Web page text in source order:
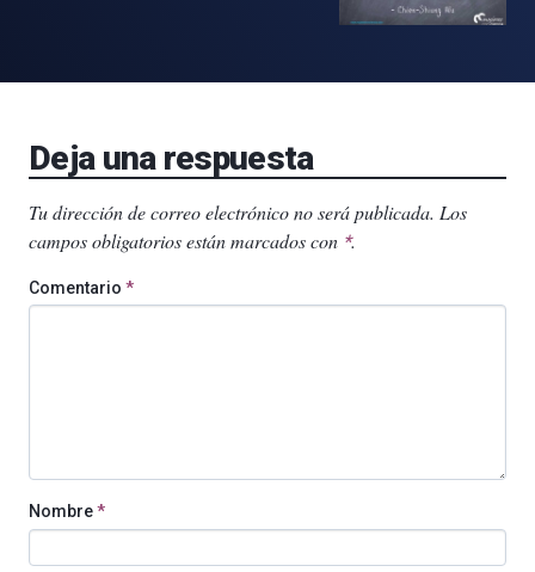
Deja una respuesta
Tu dirección de correo electrónico no será publicada. Los
campos obligatorios están marcados con *.
Comentario *
Nombre*